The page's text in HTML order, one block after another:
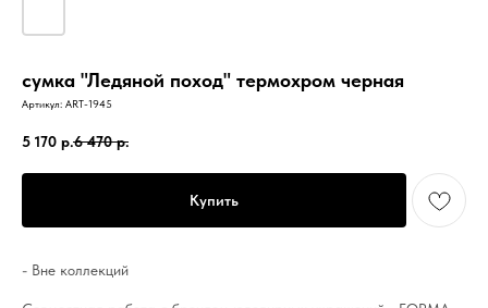
сумка "Ледяной поход" термохром черная
Артикул: ART-1945
5 170 р.6 470 р.
Купить
- Вне коллекций